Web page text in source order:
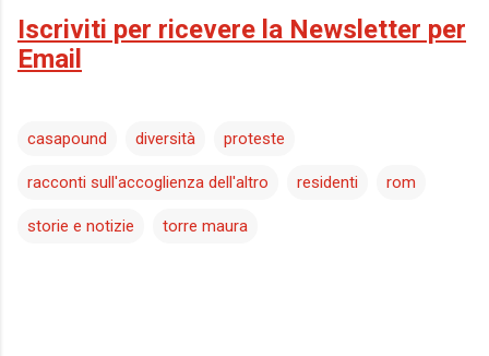
Iscriviti per ricevere la Newsletter per
Email
casapound diversità proteste
racconti sull'accoglienza dell'altro residenti rom
storie e notizie torre maura